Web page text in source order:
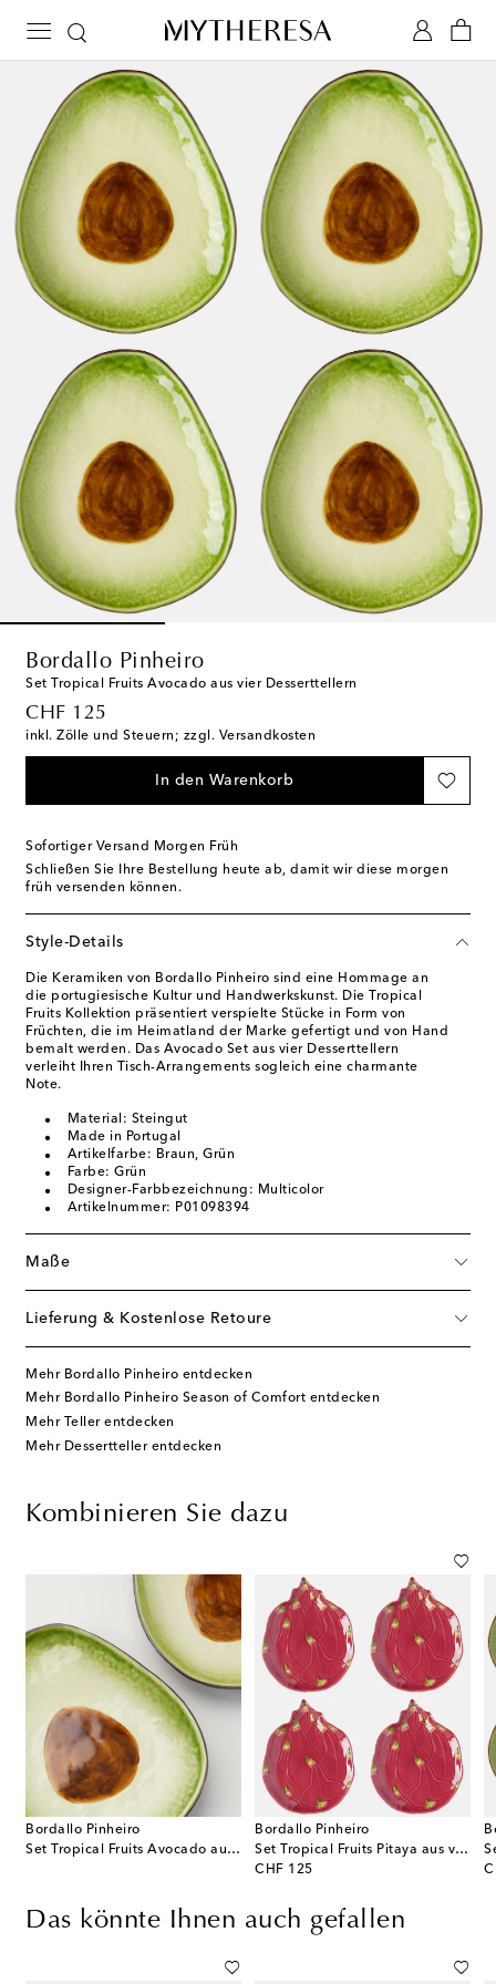
Bordallo Pinheiro
Set Tropical Fruits Avocado aus vier Desserttellern
CHF 125
original price
inkl. Zölle und Steuern; zzgl. Versandkosten
In den Warenkorb
Sofortiger Versand Morgen Früh
Schließen Sie Ihre Bestellung heute ab, damit wir diese morgen
früh versenden können.
Style-Details
Die Keramiken von Bordallo Pinheiro sind eine Hommage an
die portugiesische Kultur und Handwerkskunst. Die Tropical
Fruits Kollektion präsentiert verspielte Stücke in Form von
Früchten, die im Heimatland der Marke gefertigt und von Hand
bemalt werden. Das Avocado Set aus vier Desserttellern
verleiht Ihren Tisch-Arrangements sogleich eine charmante
Note.
Material: Steingut
Made in Portugal
Artikelfarbe: Braun, Grün
Farbe: Grün
Designer-Farbbezeichnung: Multicolor
Artikelnummer: P01098394
Maße
Lieferung & Kostenlose Retoure
Mehr Bordallo Pinheiro entdecken
Mehr Bordallo Pinheiro Season of Comfort entdecken
Mehr Teller entdecken
Mehr Dessertteller entdecken
Kombinieren Sie dazu
Bordallo Pinheiro
Set Tropical Fruits Avocado aus vier Desserttellern
Bordallo Pinheiro
Set Tropical Fruits Pitaya aus vier Desserttellern
CHF 125
original price
Das könnte Ihnen auch gefallen